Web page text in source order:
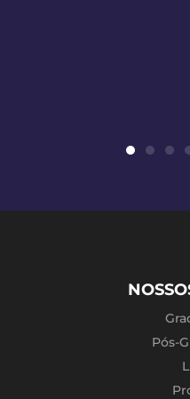
Pós-